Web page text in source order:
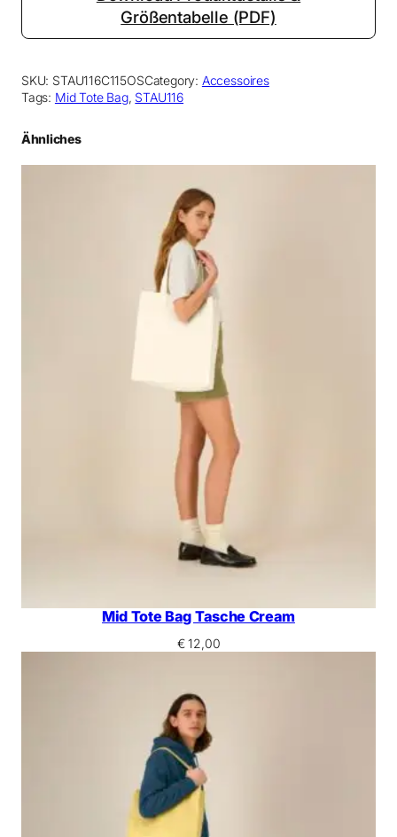
Größentabelle (PDF)
SKU: STAU116C115OSCategory: Accessoires
Tags: Mid Tote Bag, STAU116
Ähnliches
Mid Tote Bag Tasche Cream
€12,00